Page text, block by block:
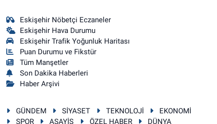
Eskişehir Nöbetçi Eczaneler
Eskişehir Hava Durumu
Eskişehir Trafik Yoğunluk Haritası
Puan Durumu ve Fikstür
Tüm Manşetler
Son Dakika Haberleri
Haber Arşivi
GÜNDEM SİYASET TEKNOLOJİ
EKONOMİ
SPOR
ASAYİŞ ÖZEL HABER DÜNYA